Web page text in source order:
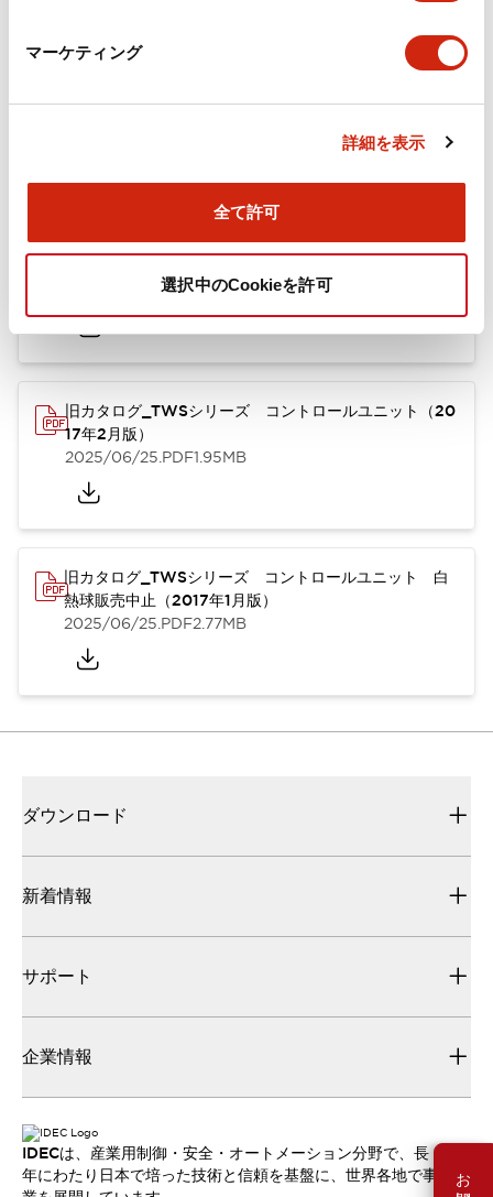
マーケティング
詳細を表示
全て許可
選択中のCookieを許可
版）（日本語）
TWSシリーズ コントロールユニット（2025年6月
.PDF1.30MB
旧カタログ_TWSシリーズ コントロールユニット（20
17年2月版）
2025/06/25.PDF1.95MB
旧カタログ_TWSシリーズ コントロールユニット 白
熱球販売中止（2017年1月版）
2025/06/25.PDF2.77MB
ダウンロード
新着情報
サポート
企業情報
IDECは、産業用制御・安全・オートメーション分野で、長
年にわたり日本で培った技術と信頼を基盤に、世界各地で事